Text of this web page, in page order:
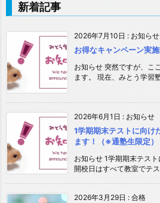
新着記事
2026年7月10日 : お知らせ
お得なキャンペーン実施
お知らせ 突然ですが、こ
ます。 現在、みとう学習
2026年6月1日 : お知らせ
1学期期末テストに向け
ます！（※通塾生限定）
お知らせ 1学期期末テス
開校日はすべて教室でテ
2026年3月29日 : 合格